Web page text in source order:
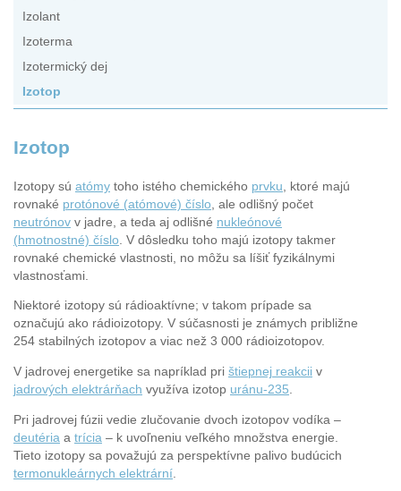
Izolant
Izoterma
Izotermický dej
Izotop
Izotop
Izotopy sú atómy toho istého chemického prvku , ktoré majú
rovnaké protónové (atómové) číslo , ale odlišný počet
neutrónov v jadre, a teda aj odlišné nukleónové
(hmotnostné) číslo . V dôsledku toho majú izotopy takmer
rovnaké chemické vlastnosti, no môžu sa líšiť fyzikálnymi
vlastnosťami.
Niektoré izotopy sú rádioaktívne; v takom prípade sa
označujú ako rádioizotopy. V súčasnosti je známych približne
254 stabilných izotopov a viac než 3 000 rádioizotopov.
V jadrovej energetike sa napríklad pri štiepnej reakcii v
jadrových elektrárňach využíva izotop uránu-235
Pri jadrovej fúzii vedie zlučovanie dvoch izotopov vodíka –
deutéria a trícia – k uvoľneniu veľkého množstva energie.
Tieto izotopy sa považujú za perspektívne palivo budúcich
termonukleárnych elektrární